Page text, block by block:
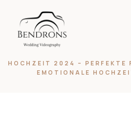
content
HOCHZEIT 2024 – PERFEKTE
EMOTIONALE